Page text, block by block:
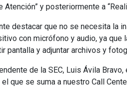
Atención” y posteriormente a
destacar que no se necesita la
con micrófono y audio, ya que
pantalla y adjuntar archivos y
de la SEC, Luis Ávila
el que se suma a nuestro Call